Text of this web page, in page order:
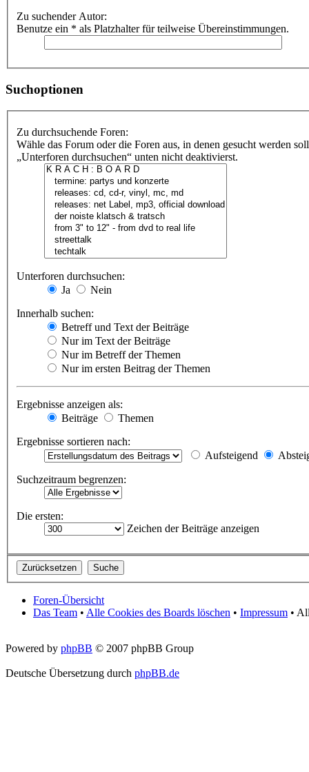
Zu suchender Autor:
Benutze ein * als Platzhalter für teilweise Übereinstimmungen.
Suchoptionen
Zu durchsuchende Foren:
Wähle das Forum oder die Foren aus, in denen gesucht werden
„Unterforen durchsuchen“ unten nicht deaktivierst.
Unterforen durchsuchen:
Ja
Nein
Innerhalb suchen:
Betreff und Text der Beiträge
Nur im Text der Beiträge
Nur im Betreff der Themen
Nur im ersten Beitrag der Themen
Ergebnisse anzeigen als:
Beiträge
Themen
Ergebnisse sortieren nach:
Aufsteigend
Suchzeitraum begrenzen:
Die ersten:
Zeichen der Beiträge anzeigen
Foren-Übersicht
Das Team • Alle Cookies des Boards löschen • Impressum •
Powered by phpBB © 2007 phpBB Group
Deutsche Übersetzung durch phpBB.de